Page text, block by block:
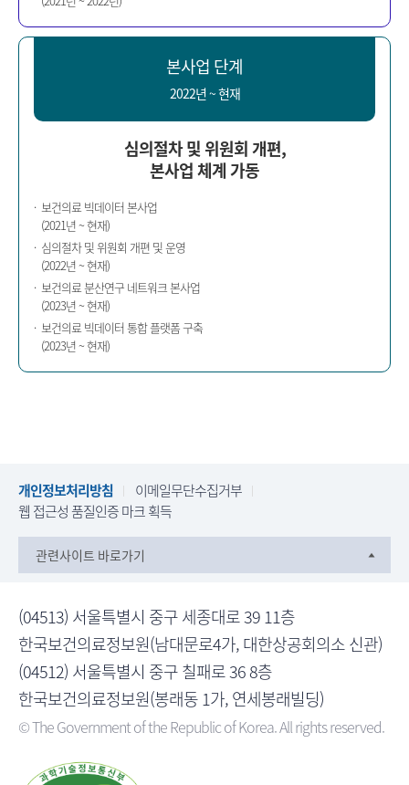
본사업 단계
2022년 ~ 현재
심의절차 및 위원회 개편,
본사업 체계 가동
보건의료 빅데이터 본사업
(2021년 ~ 현재)
심의절차 및 위원회 개편 및 운영
(2022년 ~ 현재)
보건의료 분산연구 네트워크 본사업
(2023년 ~ 현재)
보건의료 빅데이터 통합 플랫폼 구축
(2023년 ~ 현재)
개인정보처리방침
이메일무단수집거부
웹 접근성 품질인증 마크 획득
관련사이트 바로가기
(04513) 서울특별시 중구 세종대로 39 11층
한국보건의료정보원(남대문로4가, 대한상공회의소 신관)
(04512) 서울특별시 중구 칠패로 36 8층
한국보건의료정보원(봉래동 1가, 연세봉래빌딩)
© The Government of the Republic of Korea. All rights reserved.